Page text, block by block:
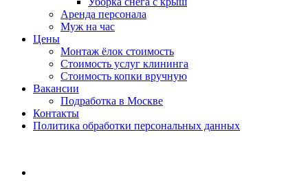
Аренда персонала
Муж на час
Цены
Монтаж ёлок стоимость
Стоимость услуг клининга
Стоимость копки вручную
Вакансии
Подработка в Москве
Контакты
Политика обработки персональных данных